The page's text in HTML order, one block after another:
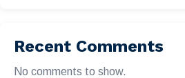
Recent Comments
No comments to show.